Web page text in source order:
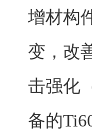
增材构
变，改
击强化
备的